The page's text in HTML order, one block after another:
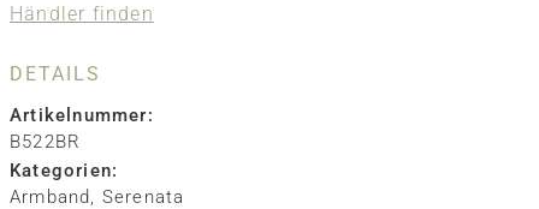
Händler finden
DETAILS
Artikelnummer:
B522BR
Kategorien:
Armband, Serenata